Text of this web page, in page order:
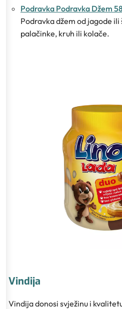
Podravka Podravka Džem
Podravka džem od jagode
palačinke, kruh ili kolače.
Vindija
Vindija donosi svježinu i